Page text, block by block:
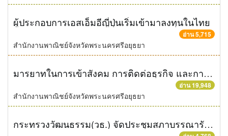
ผู้ประกอบการเอสเอ็มอีญี่ปุ่นเริ่มเข้ามาลงทุนในไทย
อ่าน 5,715
สำนักงานพาณิชย์จังหวัดพระนครศรีอยุธยา
มารยาทในการเข้าสังคม การติดต่อธุรกิจ และการเข้าร่วมงาน พิธีสำคัญในสิงคโปร์
อ่าน 19,948
สำนักงานพาณิชย์จังหวัดพระนครศรีอยุธยา
กระทรวงวัฒนธรรม(วธ.) จัดประชุมสภาบรรณารักษ์อาเซียน